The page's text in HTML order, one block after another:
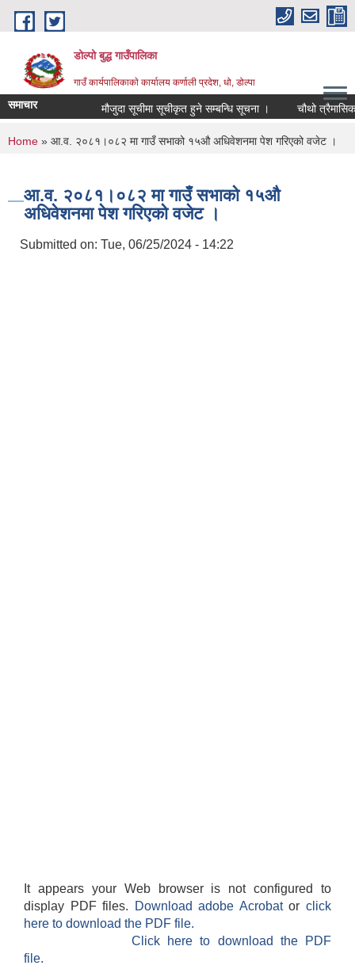
Skip to main content
डोल्पो बुद्ध गाउँपालिका
गाउँ कार्यपालिकाकाे कार्यालय कर्णाली प्रदेश, धो, डोल्पा
समाचार मौजुदा सूचीमा सूचीकृत हुने सम्बन्धि सूचना । चौथो त्रैमासिक
You are here
Home » आ.व. २०८१।०८२ मा गाउँ सभाको १५औ अधिवेशनमा पेश गरिएको वजेट ।
आ.व. २०८१।०८२ मा गाउँ सभाको १५औ
अधिवेशनमा पेश गरिएको वजेट ।
Submitted on: Tue, 06/25/2024 - 14:22
It appears your Web browser is not configured to
display PDF files.
Download adobe Acrobatorclick
here to download the PDF file.
Click here to download the PDF
file.